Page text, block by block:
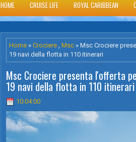
HOME CRUISE LIFE ROYAL CARIBBEAN
Home » Crociere , Msc » Msc Crociere
19 navi della flotta in 110 itinerari
Msc Crociere presenta l'offerta
19 navi della flotta in 110 itinerari
10:04:00